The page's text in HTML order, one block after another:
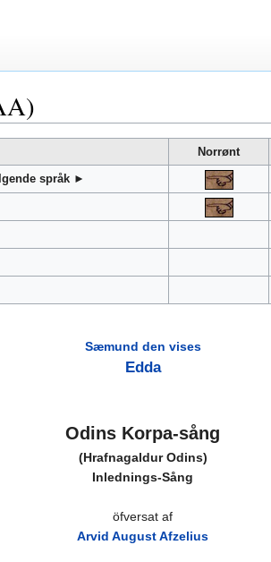
Norrønt
språk ►
Sæmund den vises
Edda
Odins Korpa-sång
(Hrafnagaldur Odins)
Inlednings-Sång
öfversat af
Arvid August Afzelius